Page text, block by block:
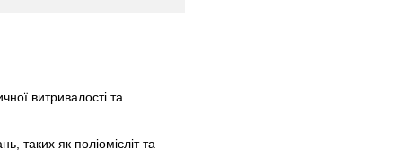
витривалості та
таких як поліомієліт та